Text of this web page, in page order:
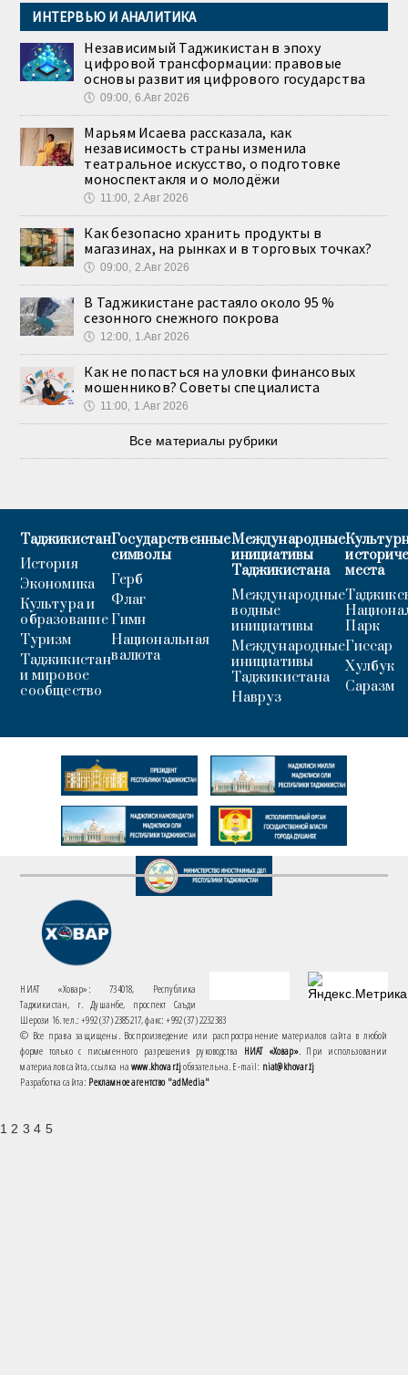
ИНТЕРВЬЮ И АНАЛИТИКА
Независимый Таджикистан в эпоху
цифровой трансформации: правовые
основы развития цифрового государства
🕔 09:00, 6.Авг 2026
Марьям Исаева рассказала, как
независимость страны изменила
театральное искусство, о подготовке
моноспектакля и о молодёжи
🕔 11:00, 2.Авг 2026
Как безопасно хранить продукты в
магазинах, на рынках и в торговых точках?
🕔 09:00, 2.Авг 2026
В Таджикистане растаяло около 95 %
сезонного снежного покрова
🕔 12:00, 1.Авг 2026
Как не попасться на уловки финансовых
мошенников? Советы специалиста
🕔 11:00, 1.Авг 2026
Все материалы рубрики
Таджикистан
История
Экономика
Культура и
образование
Туризм
Таджикистан
и мировое
сообщество
Государственные
символы
Герб
Флаг
Гимн
Национальная
валюта
Международные
инициативы
Таджикистана
Международные
водные
инициативы
Международные
инициативы
Таджикистана
Навруз
места
Парк
Гиссар
Хулбук
Саразм
НИАТ «Ховар»: 734018, Республика
Таджикистан, г. Душанбе, проспект Саъди
Шерози 16. тел.: +992 (37) 2385217, факс: +992 (37) 2232383
© Все права защищены. Воспроизведение или распространение материалов сайта в любой
форме только с письменного разрешения руководства НИАТ «Ховар». При использовании
материалов сайта, ссылка наwww.khovar.tjобязательна. E-mail: niat@khovar.tj
Разработка сайта: Рекламное агентство "adMedia"
1 2 3 4 5